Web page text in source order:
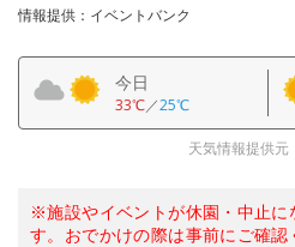
情報提供：イベントバンク
今日
33℃／25℃
天気情報提供元
※施設やイベントが休園・中止に
す。おでかけの際は事前にご確認